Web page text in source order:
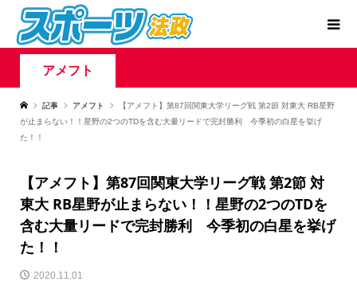
アメフト
記事 アメフト
【アメフト】第87回関東大学リーグ戦 第2節 対東大 RB星野
が止まらない！！星野の2つのTDを含む大量リードで完封勝利 今季初の白星を挙げ
た！！
【アメフト】第87回関東大学リーグ戦 第2節 対
東大 RB星野が止まらない！！星野の2つのTDを
含む大量リードで完封勝利 今季初の白星を挙げ
た！！
2020.11.01